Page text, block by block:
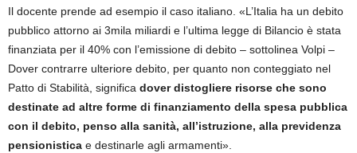
Il docente prende ad esempio il caso italiano. «L’Italia ha un debito
pubblico attorno ai 3mila miliardi e l’ultima legge di Bilancio è stata
finanziata per il 40% con l’emissione di debito – sottolinea Volpi –
Dover contrarre ulteriore debito, per quanto non conteggiato nel
Patto di Stabilità, significa dover distogliere risorse che sono
destinate ad altre forme di finanziamento della spesa pubblica
con il debito, penso alla sanità, all’istruzione, alla previdenza
pensionistica e destinarle agli armamenti».